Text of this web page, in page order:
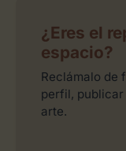
¿Eres el
espacio?
Reclámalo de
perfil,
arte.